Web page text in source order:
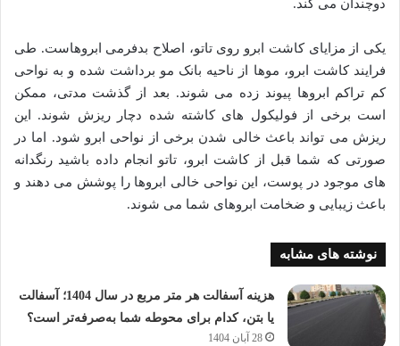
دوچندان می کند.
یکی از مزایای کاشت ابرو روی تاتو، اصلاح بدفرمی ابروهاست. طی
فرایند کاشت ابرو، موها از ناحیه بانک مو برداشت شده و به نواحی
کم تراکم ابروها پیوند زده می شوند. بعد از گذشت مدتی، ممکن
است برخی از فولیکول های کاشته شده دچار ریزش شوند. این
ریزش می تواند باعث خالی شدن برخی از نواحی ابرو شود. اما در
صورتی که شما قبل از کاشت ابرو، تاتو انجام داده باشید رنگدانه
های موجود در پوست، این نواحی خالی ابروها را پوشش می دهند و
باعث زیبایی و ضخامت ابروهای شما می شوند.
نوشته های مشابه
هزینه آسفالت هر متر مربع در سال 1404؛ آسفالت
یا بتن، کدام برای محوطه شما به‌صرفه‌تر است؟
28 آبان 1404